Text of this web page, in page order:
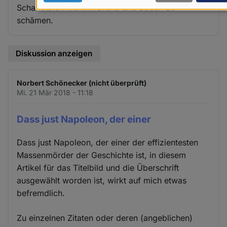
Schandtaten nicht in Grund und Boden zu
schämen.
Diskussion anzeigen
Norbert Schönecker (nicht überprüft)
Mi. 21 Mär 2018 - 11:18
Dass just Napoleon, der einer
Dass just Napoleon, der einer der effizientesten
Massenmörder der Geschichte ist, in diesem
Artikel für das Titelbild und die Überschrift
ausgewählt worden ist, wirkt auf mich etwas
befremdlich.
Zu einzelnen Zitaten oder deren (angeblichen)
Daten
und